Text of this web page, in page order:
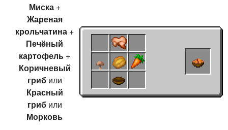
Миска+
Жареная
крольчатина +
Печёный
картофель +
Коричневый
грибили
Красный
грибили
Морковь